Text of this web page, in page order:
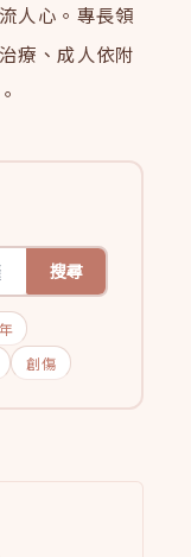
人心。專長領
療、成人依附
搜尋
創傷